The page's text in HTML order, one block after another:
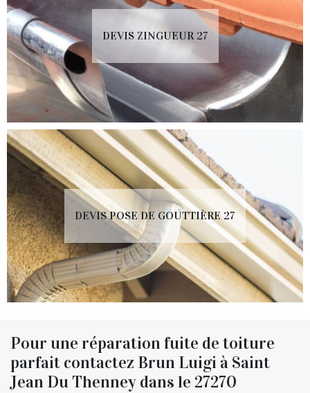
DEVIS ZINGUEUR 27
DEVIS POSE DE GOUTTIÈRE 27
Pour une réparation fuite de toiture
parfait contactez Brun Luigi à Saint
Jean Du Thenney dans le 27270